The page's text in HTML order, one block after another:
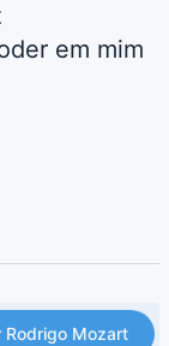
em mim
Rodrigo Mozart